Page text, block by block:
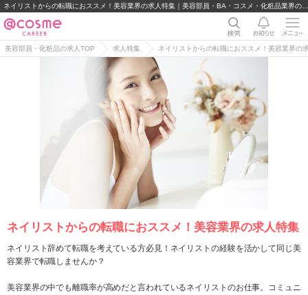
美容部員・化粧品の求人TOP 求人特集 ネイリストからの転職におススメ！美容業界の
ネイリストからの転職におススメ！美容業界の求人特集
ネイリスト辞めて転職を考えている方必見！ネイリストの経験を活かして同じ美
容業界で転職しませんか？
美容業界の中でも離職率が高めだと言われているネイリストのお仕事。コミュニ